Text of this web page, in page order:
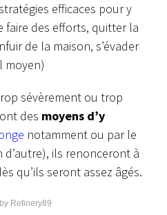
efficaces pour y
faire des efforts, quitter la
de la maison, s’évader
moyen)
sévèrement ou trop
des moyens d’y
notamment ou par le
d’autre), ils renonceront à
qu’ils seront assez âgés.
Refinery89